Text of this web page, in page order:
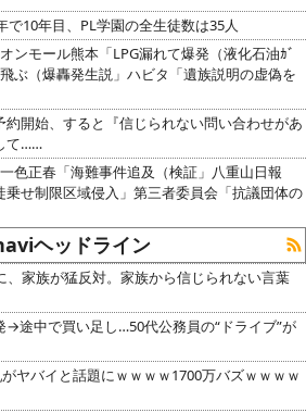
で10年目、PL学園の全生徒数は35人
ンモール熊本「LPG漏れて爆発（液化石油ｶﾞ
ぶ（爆轟発生説」ハビタ「遺族説明の虚偽を
開始、すると『信じられない問い合わせがあ
て……
色正春「海難事件追及（検証」八重山日報
乗せ制限区域侵入」第三者委員会「抗議団体の
ヘッドライン
、家族が猛反対。家族から信じられない言葉
→途中で買い足し…50代公務員の“ドライブ”が
ヤバイと話題にｗｗｗｗ1700万バズｗｗｗｗ